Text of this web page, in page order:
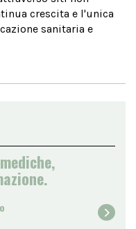
crescita e l'unica
sanitaria e